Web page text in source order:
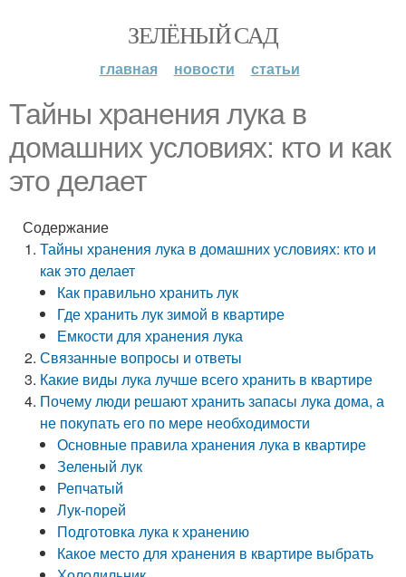
ЗЕЛЁНЫЙ САД
главная новости статьи
Тайны хранения лука в
домашних условиях: кто и как
это делает
Содержание
Тайны хранения лука в домашних условиях: кто и
как это делает
Как правильно хранить лук
Где хранить лук зимой в квартире
Емкости для хранения лука
Связанные вопросы и ответы
Какие виды лука лучше всего хранить в квартире
Почему люди решают хранить запасы лука дома, а
не покупать его по мере необходимости
Основные правила хранения лука в квартире
Зеленый лук
Репчатый
Лук-порей
Подготовка лука к хранению
Какое место для хранения в квартире выбрать